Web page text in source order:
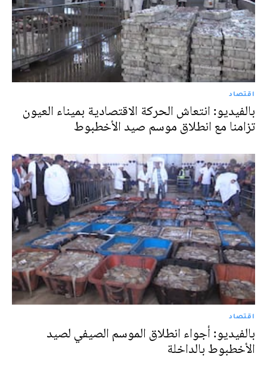
اقتصاد
بالفيديو: انتعاش الحركة الاقتصادية بميناء العيون
تزامنا مع انطلاق موسم صيد الأخطبوط
اقتصاد
بالفيديو: أجواء انطلاق الموسم الصيفي لصيد
الأخطبوط بالداخلة‎